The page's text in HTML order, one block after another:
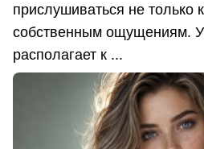
прислушиваться не только
собственным ощущениям.
располагает к ...